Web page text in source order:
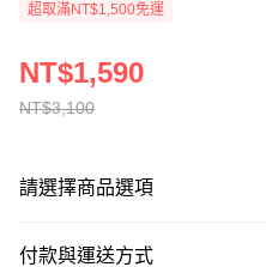
超取滿NT$1,500免運
NT$3,100
NT$1,590
請選擇商品選項
付款與運送方式